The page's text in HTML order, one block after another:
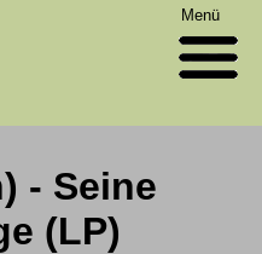
Menü
- Seine
(LP)